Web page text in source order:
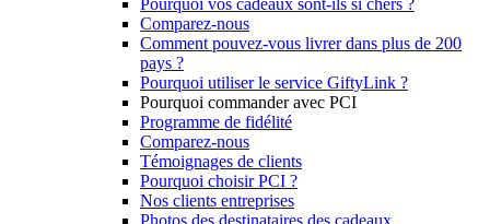
Pourquoi vos cadeaux sont-ils si chers ?
Comparez-nous
Comment pouvez-vous livrer dans plus de 200
pays ?
Pourquoi utiliser le service GiftyLink ?
Pourquoi commander avec PCI
Programme de fidélité
Comparez-nous
Témoignages de clients
Pourquoi choisir PCI ?
Nos clients entreprises
Photos des destinataires des cadeaux